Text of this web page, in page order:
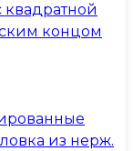
квадратной
концом
из нерж.